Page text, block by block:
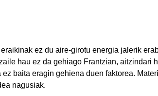
ez du aire-girotu energia jalerik
hau ez da gehiago Frantzian, aitzindari
baita eragin gehiena duen faktorea.
nagusiak.